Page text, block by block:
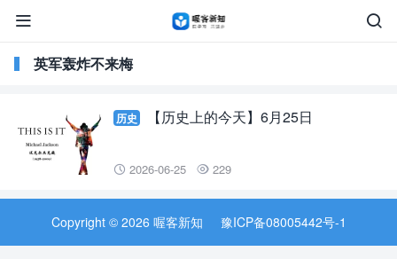


英军轰炸不来梅
历史 【历史上的今天】6月25日
 2026-06-25  229
Copyright © 2026 喔客新知 豫ICP备08005442号-1